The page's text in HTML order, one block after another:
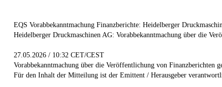
EQS Vorabbekanntmachung Finanzberichte: Heidelberger
Heidelberger Druckmaschinen AG: Vorabbekanntmachung über die
27.05.2026 / 10:32 CET/CEST
Vorabbekanntmachung über die Veröffentlichung von Finanzberichten
Für den Inhalt der Mitteilung ist der Emittent / Herausgeber